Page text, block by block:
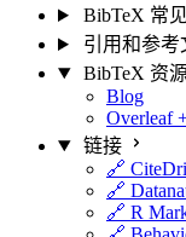
BibTeX 常
引用和参考
BibTeX 资源
Blog
Overleaf
链接
🔗
🔗
🔗 R